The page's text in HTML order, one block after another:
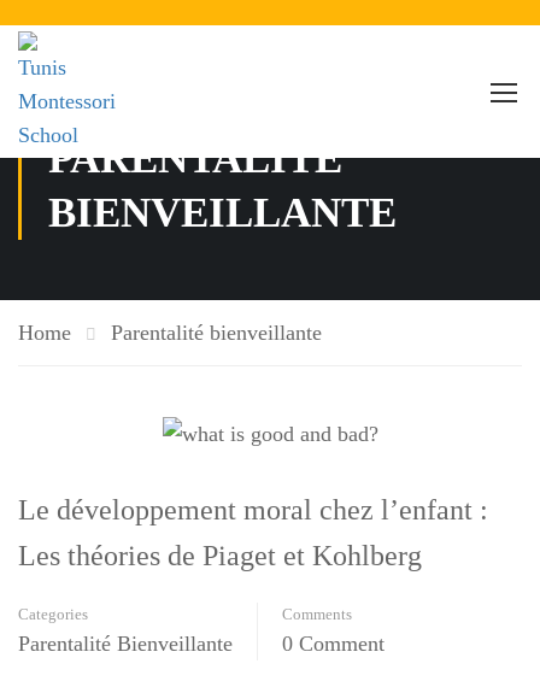
PARENTALITÉ
BIENVEILLANTE
Home Parentalité bienveillante
Le développement moral chez l’enfant :
Les théories de Piaget et Kohlberg
Categories
Parentalité Bienveillante
Comments
0 Comment